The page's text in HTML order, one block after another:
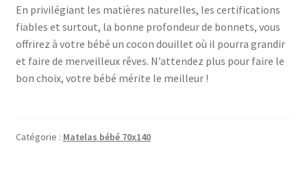
En privilégiant les matières naturelles, les certifications
fiables et surtout, la bonne profondeur de bonnets, vous
offrirez à votre bébé un cocon douillet où il pourra grandir
et faire de merveilleux rêves. N’attendez plus pour faire le
bon choix, votre bébé mérite le meilleur !
Catégorie : Matelas bébé 70x140